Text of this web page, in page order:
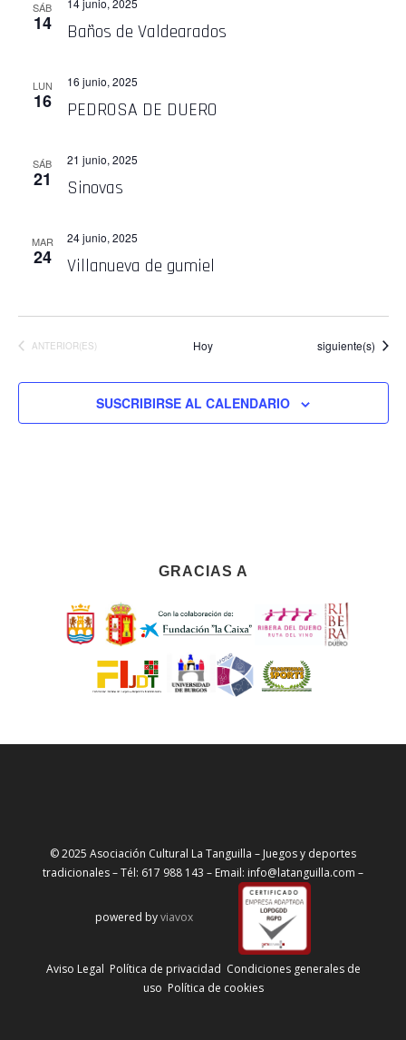
SÁB
14 Baños de Valdearados
14 junio, 2025
LUN
16 PEDROSA DE DUERO
16 junio, 2025
SÁB
21 Sinovas
21 junio, 2025
MAR
24 Villanueva de gumiel
24 junio, 2025
EVENTOS
ANTERIOR(ES) Hoy Eventos
siguiente(s)
SUSCRIBIRSE AL CALENDARIO
GRACIAS A
© 2025 Asociación Cultural La Tanguilla – Juegos y deportes
tradicionales – Tél: 617 988 143 – Email: info@latanguilla.com –
powered byviavox
Aviso Legal Política de privacidad Condiciones generales de
uso Política de cookies